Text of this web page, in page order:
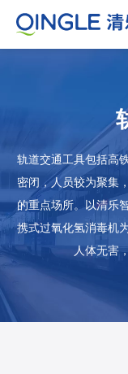
轨道交通工具包括高
密闭，人员较为聚集
的重点场所。以清乐
携式过氧化氢消毒机
人体无害